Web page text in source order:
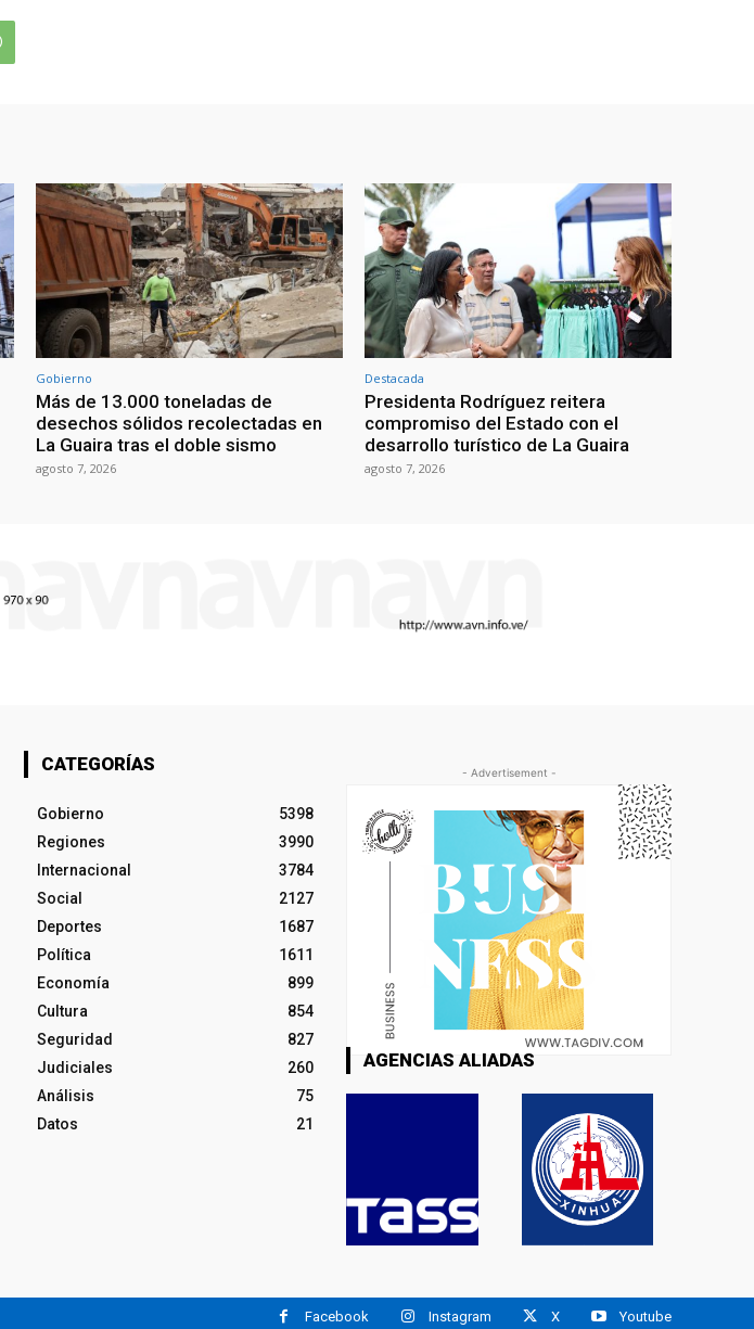
Gobierno
Más de 13.000 toneladas de
desechos sólidos recolectadas en
La Guaira tras el doble sismo
agosto 7, 2026
Destacada
Presidenta Rodríguez reitera
compromiso del Estado con el
desarrollo turístico de La Guaira
agosto 7, 2026
CATEGORÍAS
Gobierno
5398
Regiones
3990
Internacional
3784
Social
2127
Deportes
1687
Política
1611
Economía
899
Cultura
854
Seguridad
827
Judiciales
260
Análisis
75
Datos
21
- Advertisement -
AGENCIAS ALIADAS
Facebook Instagram X Youtube